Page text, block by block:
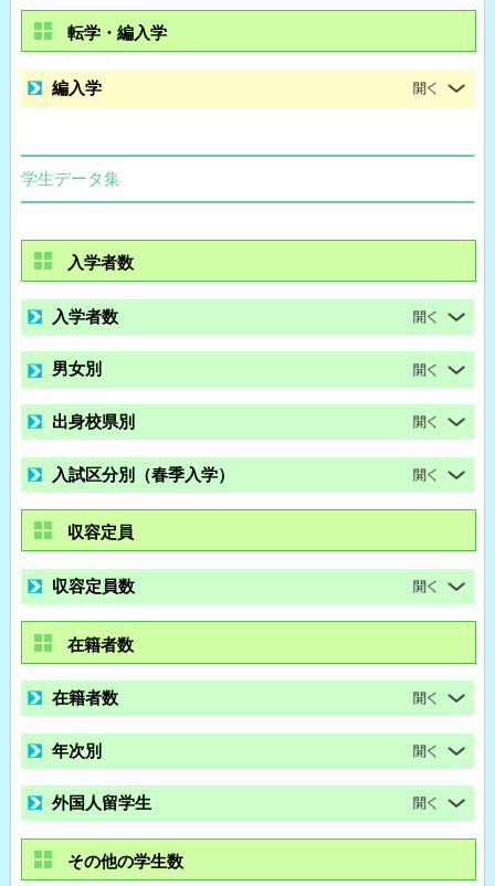
転学・編入学
編入学
学生データ集
入学者数
入学者数
男女別
出身校県別
入試区分別（春季入学）
収容定員
収容定員数
在籍者数
在籍者数
年次別
外国人留学生
その他の学生数